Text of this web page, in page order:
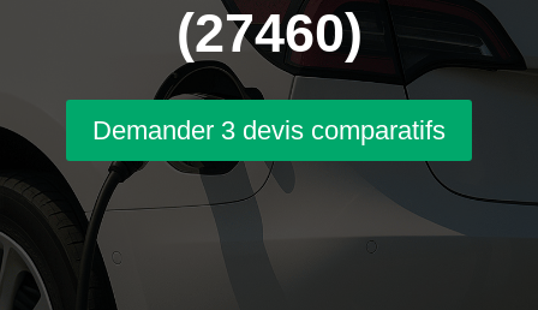
(27460)
Demander 3 devis comparatifs